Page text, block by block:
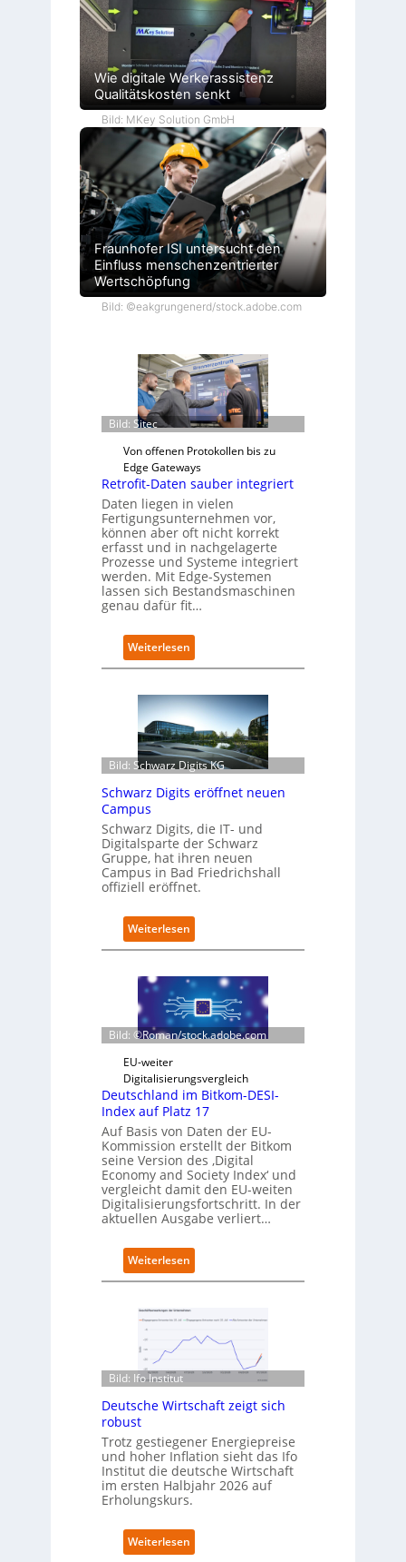
Wie digitale Werkerassistenz
Qualitätskosten senkt
Bild: MKey Solution GmbH
Fraunhofer ISI untersucht den
Einfluss menschenzentrierter
Wertschöpfung
Bild: ©eakgrungenerd/stock.adobe.com
Bild: Sitec
Von offenen Protokollen bis zu
Edge Gateways
Retrofit-Daten sauber integriert
Daten liegen in vielen
Fertigungsunternehmen vor,
können aber oft nicht korrekt
erfasst und in nachgelagerte
Prozesse und Systeme integriert
werden. Mit Edge-Systemen
lassen sich Bestandsmaschinen
genau dafür fit…
Weiterlesen:
R
t
r
o
f
i
t
-
a
t
e
n
s
u
b
r
i
n
t
e
i
e
r
t
Bild: Schwarz Digits KG
Schwarz Digits eröffnet neuen
Campus
Schwarz Digits, die IT- und
Digitalsparte der Schwarz
Gruppe, hat ihren neuen
Campus in Bad Friedrichshall
offiziell eröffnet.
Weiterlesen:
S
h
a
r
z
i
g
i
t
s
e
r
ö
f
f
e
t
n
u
e
C
a
m
s
Bild: ©Roman/stock.adobe.com
EU-weiter
Digitalisierungsvergleich
Deutschland im Bitkom-DESI-
Index auf Platz 17
Auf Basis von Daten der EU-
Kommission erstellt der Bitkom
seine Version des ‚Digital
Economy and Society Index‘ und
vergleicht damit den EU-weiten
Digitalisierungsfortschritt. In der
aktuellen Ausgabe verliert…
Weiterlesen:
D
u
t
s
h
l
a
d
i
m
B
i
k
o
Bild: Ifo Institut
Deutsche Wirtschaft zeigt sich
robust
Trotz gestiegener Energiepreise
und hoher Inflation sieht das Ifo
Institut die deutsche Wirtschaft
im ersten Halbjahr 2026 auf
Erholungskurs.
Weiterlesen:
D